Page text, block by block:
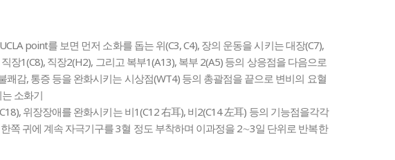
point를 보면 먼저 소화를 돕는 위(C3, C4), 장의 운동을 시키는 대장(C7),
장1(C8), 직장2(H2), 그리고 복부1(A13), 복부 2(A5) 등의 상응점을 다음으로
쾌감, 통증 등을 완화시키는 시상점(WT4) 등의 총괄점을 끝으로 변비의 요혈
소화기
위장장애를 완화시키는 비1(C12 右耳), 비2(C14 左耳) 등의 기능점을각각
쪽 귀에 계속 자극기구를 3혈 정도 부착하며 이과정을 2∼3일 단위로 반복한